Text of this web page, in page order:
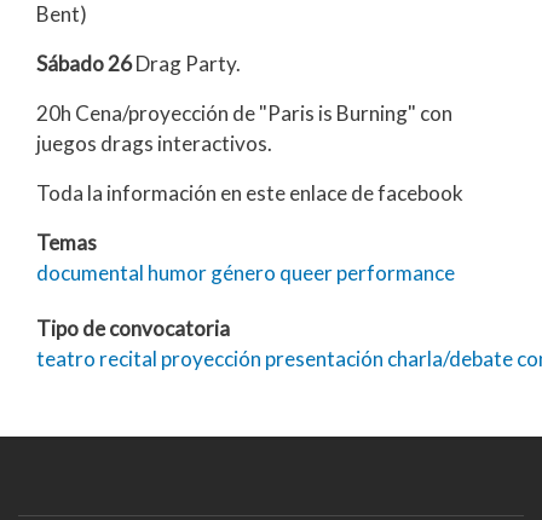
Bent)
Sábado 26Drag Party.
20h Cena/proyección de "Paris is Burning" con
juegos drags interactivos.
Toda la información en este enlace de facebook
Temas
documental humorgénero queerperformance
Tipo de convocatoria
teatro recital proyección presentación charla/debate